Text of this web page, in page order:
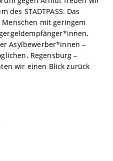
des STADTPASS. Das
mit geringem
Asylbewerber*innen –
Regensburg –
wir einen Blick zurück